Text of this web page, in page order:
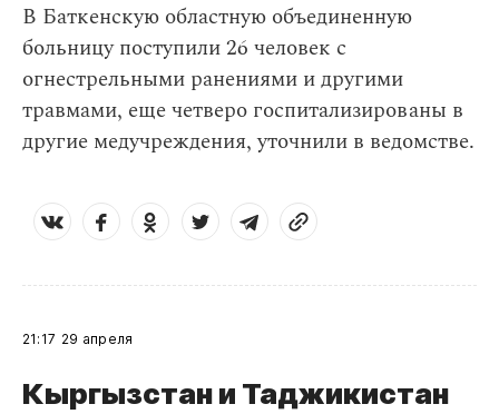
В Баткенскую областную объединенную
больницу поступили 26 человек с
огнестрельными ранениями и другими
травмами, еще четверо госпитализированы в
другие медучреждения, уточнили в ведомстве.
21:17 29 апреля
Кыргызстан и Таджикистан